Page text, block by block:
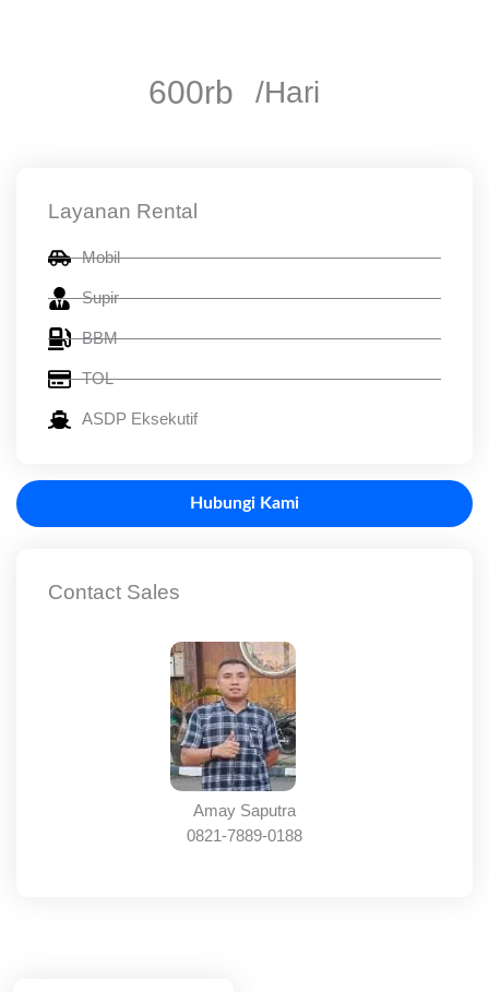
600rb /Hari
Layanan Rental
Mobil
Supir
BBM
TOL
ASDP Eksekutif
Hubungi Kami
Contact Sales
Amay Saputra
0821-7889-0188